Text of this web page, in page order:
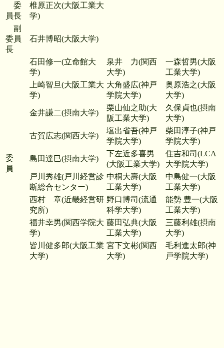
委
員長
椎原正次(大阪工業大
学)
副
委員
長
石井博昭(大阪大学)
委
員
石田修一(立命館大
学)
泉井 力(関西
大学)
一森哲男(大阪
工業大学)
上崎智旦(大阪工業大
学)
大角盛広(神戸
学院大学)
奥原浩之(大阪
大学)
金井謙二(摂南大学)
栗山仙之助(大
阪工業大学)
久保貞也(摂南
大学)
古賀広志(関西大学)
塩出省吾(神戸
学院大学)
柴田淳子(神戸
学院大学)
島田達巳(摂南大学)
下左近多喜男
(大阪工業大学)
住吉和司(LCA
大学院大学)
戸川秀雄(戸川経営診
断総合センター)
中桐大壽(大阪
工業大学)
中島健一(大阪
工業大学)
西村 章(近畿経営研
究所)
野口博司(流通
科学大学)
能勢 豊一(大阪
工業大学)
福井幸男(関西学院大
学)
藤田弘典(大阪
工業大学)
三藤利雄(摂南
大学)
皆川健多郎(大阪工業
大学)
宮下文彬(関西
大学)
毛利進太郎(神
戸学院大学)